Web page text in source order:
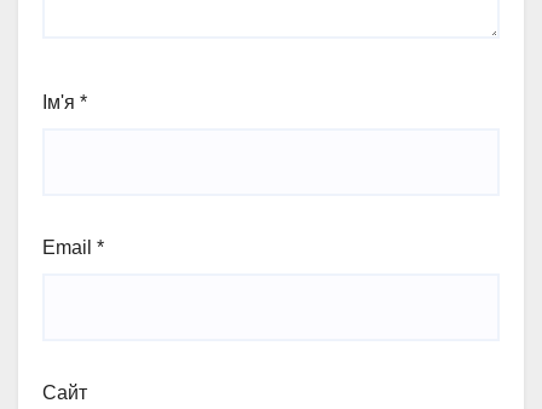
Ім'я *
Email *
Сайт